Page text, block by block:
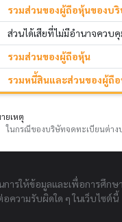
รวมส่วนของผู้ถือหุ้นของบ
ส่วนได้เสียที่ไม่มีอำนาจควบคุ
รวมส่วนของผู้ถือหุ้น
รวมหนี้สินและส่วนของผู้ถื
ยเหตุ
ในกรณีของบริษัทจดทะเบียนต่าง
ารให้ข้อมูลและเพื่อการศึกษ
ความรับผิดใด ๆ ในเว็บไซต์นี้